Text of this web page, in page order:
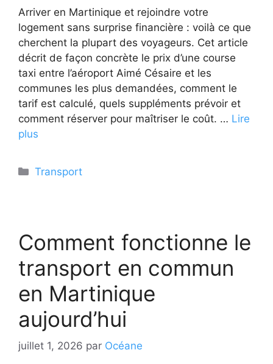
Arriver en Martinique et rejoindre votre
logement sans surprise financière : voilà ce que
cherchent la plupart des voyageurs. Cet article
décrit de façon concrète le prix d’une course
taxi entre l’aéroport Aimé Césaire et les
communes les plus demandées, comment le
tarif est calculé, quels suppléments prévoir et
comment réserver pour maîtriser le coût. … Lire
plus
Catégories
Transport
Comment fonctionne le
transport en commun
en Martinique
aujourd’hui
juillet 1, 2026 par Océane